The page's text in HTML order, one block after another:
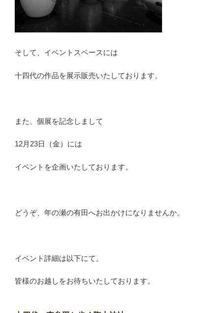
そして、イベントスペースには
十四代の作品を展示販売いたしております。
また、個展を記念しまして
12月23日（金）には
イベントを企画いたしております。
どうぞ、年の瀬の有田へお出かけになりませんか。
イベント詳細は以下にて。
皆様のお越しをお待ちいたしております。